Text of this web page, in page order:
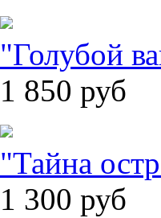
"Голубой
1 850 руб
"Тайна
1 300 руб